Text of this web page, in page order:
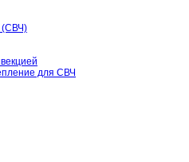
(СВЧ)
для СВЧ